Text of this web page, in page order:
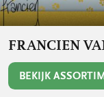
FRANCIEN
BEKIJK